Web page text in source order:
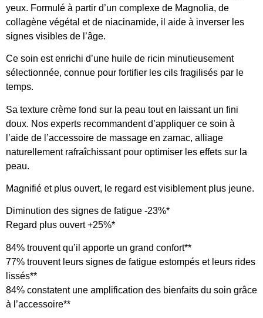
yeux. Formulé à partir d’un complexe de Magnolia, de
collagène végétal et de niacinamide, il aide à inverser les
signes visibles de l’âge.
Ce soin est enrichi d’une huile de ricin minutieusement
sélectionnée, connue pour fortifier les cils fragilisés par le
temps.
Sa texture crème fond sur la peau tout en laissant un fini
doux. Nos experts recommandent d’appliquer ce soin à
l’aide de l’accessoire de massage en zamac, alliage
naturellement rafraîchissant pour optimiser les effets sur la
peau.
Magnifié et plus ouvert, le regard est visiblement plus jeune.
Diminution des signes de fatigue -23%*
Regard plus ouvert +25%*
84% trouvent qu’il apporte un grand confort**
77% trouvent leurs signes de fatigue estompés et leurs rides
lissés**
84% constatent une amplification des bienfaits du soin grâce
à l’accessoire**